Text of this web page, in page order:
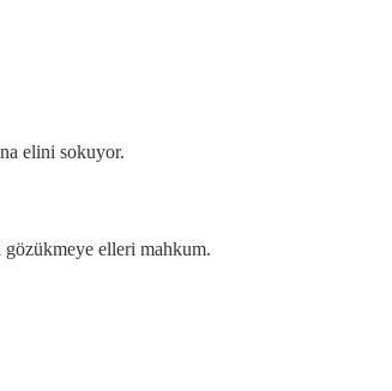
elini sokuyor.
elleri mahkum.